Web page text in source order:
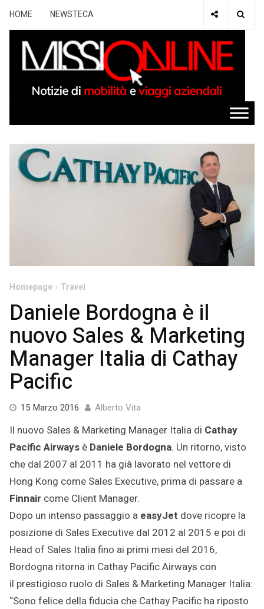
HOME NEWSTECA
Homepage Travel
Daniele Bordogna è il
nuovo Sales & Marketing
Manager Italia di Cathay
Pacific
15 Marzo 2016 22
2022
Alberto Vita
Il nuovo Sales & Marketing Manager Italia di Cathay
Pacific Airways è Daniele Bordogna. Un ritorno, visto
che dal 2007 al 2011 ha già lavorato nel vettore di
Hong Kong come Sales Executive, prima di passare a
Finnair come Client Manager.
Dopo un intenso passaggio a easyJet dove ricopre la
posizione di Sales Executive dal 2012 al 2015 e poi di
Head of Sales Italia fino ai primi mesi del 2016,
Bordogna ritorna in Cathay Pacific Airways con
il prestigioso ruolo di Sales & Marketing Manager Italia:
“Sono felice della fiducia che Cathay Pacific ha riposto